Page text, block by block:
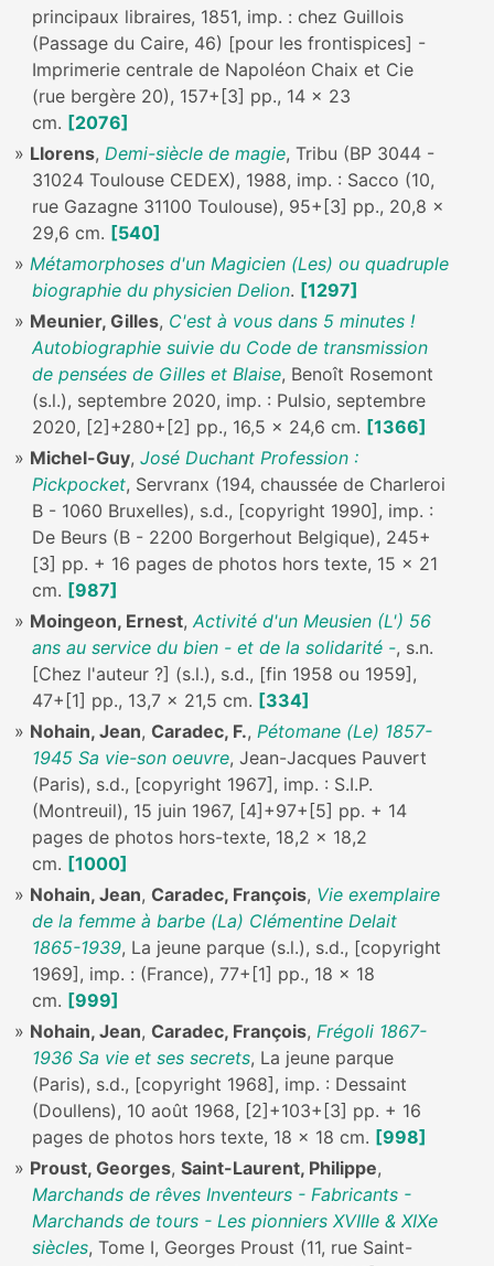
principaux libraires, 1851, imp. : chez Guillois
(Passage du Caire, 46) [pour les frontispices] -
Imprimerie centrale de Napoléon Chaix et Cie
(rue bergère 20), 157+[3] pp., 14 x 23
cm. [2076]
Llorens, Demi-siècle de magie, Tribu (BP 3044 -
31024 Toulouse CEDEX), 1988, imp. : Sacco (10,
rue Gazagne 31100 Toulouse), 95+[3] pp., 20,8 x
29,6 cm. [540]
Métamorphoses d'un Magicien (Les) ou quadruple
biographie du physicien Delion. [1297]
Meunier, Gilles, C'est à vous dans 5 minutes !
Autobiographie suivie du Code de transmission
de pensées de Gilles et Blaise, Benoît Rosemont
(s.l.), septembre 2020, imp. : Pulsio, septembre
2020, [2]+280+[2] pp., 16,5 x 24,6 cm. [1366]
Michel-Guy, José Duchant Profession :
Pickpocket, Servranx (194, chaussée de Charleroi
B - 1060 Bruxelles), s.d., [copyright 1990], imp. :
De Beurs (B - 2200 Borgerhout Belgique), 245+
[3] pp. + 16 pages de photos hors texte, 15 x 21
cm. [987]
Moingeon, Ernest,Activité d'un Meusien (L') 56
ans au service du bien - et de la solidarité -, s.n.
[Chez l'auteur ?] (s.l.), s.d., [fin 1958 ou 1959],
47+[1] pp., 13,7 x 21,5 cm. [334]
Nohain, Jean, Caradec, F., Pétomane (Le) 1857-
1945 Sa vie-son oeuvre, Jean-Jacques Pauvert
(Paris), s.d., [copyright 1967], imp. : S.I.P.
(Montreuil), 15 juin 1967, [4]+97+[5] pp. + 14
pages de photos hors-texte, 18,2 x 18,2
cm. [1000]
Nohain, Jean, Caradec, François, Vie exemplaire
de la femme à barbe (La) Clémentine Delait
1865-1939, La jeune parque (s.l.), s.d., [copyright
1969], imp. : (France), 77+[1] pp., 18 x 18
cm. [999]
Nohain, Jean, Caradec, François, Frégoli 1867-
1936 Sa vie et ses secrets, La jeune parque
(Paris), s.d., [copyright 1968], imp. : Dessaint
(Doullens), 10 août 1968, [2]+103+[3] pp. + 16
pages de photos hors texte, 18 x 18 cm. [998]
Proust, Georges, Saint-Laurent, Philippe,
Marchands de rêves Inventeurs - Fabricants -
Marchands de tours - Les pionniers XVIIIe & XIXe
siècles, Tome I, Georges Proust (11, rue Saint-